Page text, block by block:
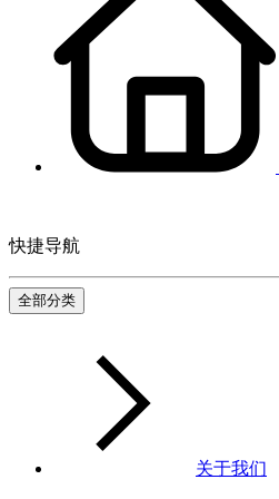
快捷导航
全部分类
关于我们